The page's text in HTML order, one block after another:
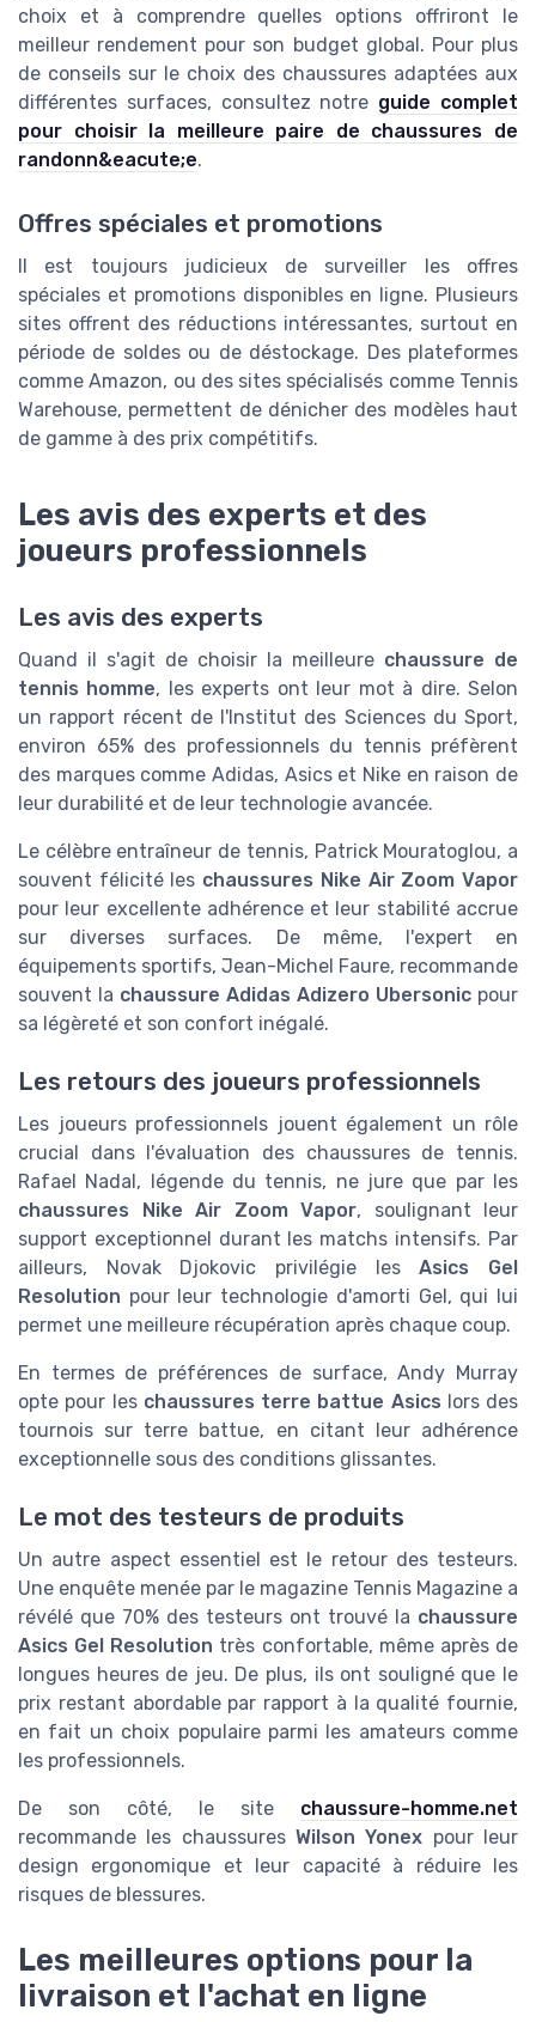
choix et à comprendre quelles options offriront le
meilleur rendement pour son budget global. Pour plus
de conseils sur le choix des chaussures adaptées aux
différentes surfaces, consultez notre guide complet
pour choisir la meilleure paire de chaussures de
randonn&eacute;e.
Offres spéciales et promotions
Il est toujours judicieux de surveiller les offres
spéciales et promotions disponibles en ligne. Plusieurs
sites offrent des réductions intéressantes, surtout en
période de soldes ou de déstockage. Des plateformes
comme Amazon, ou des sites spécialisés comme Tennis
Warehouse, permettent de dénicher des modèles haut
de gamme à des prix compétitifs.
Les avis des experts et des
joueurs professionnels
Les avis des experts
Quand il s'agit de choisir la meilleure chaussure de
tennis homme, les experts ont leur mot à dire. Selon
un rapport récent de l'Institut des Sciences du Sport,
environ 65% des professionnels du tennis préfèrent
des marques comme Adidas, Asics et Nike en raison de
leur durabilité et de leur technologie avancée.
Le célèbre entraîneur de tennis, Patrick Mouratoglou, a
souvent félicité les chaussures Nike Air Zoom Vapor
pour leur excellente adhérence et leur stabilité accrue
sur diverses surfaces. De même, l'expert en
équipements sportifs, Jean-Michel Faure, recommande
souvent la chaussure Adidas Adizero Ubersonic pour
sa légèreté et son confort inégalé.
Les retours des joueurs professionnels
Les joueurs professionnels jouent également un rôle
crucial dans l'évaluation des chaussures de tennis.
Rafael Nadal, légende du tennis, ne jure que par les
chaussures Nike Air Zoom Vapor, soulignant leur
support exceptionnel durant les matchs intensifs. Par
ailleurs, Novak Djokovic privilégie lesAsics Gel
Resolution pour leur technologie d'amorti Gel, qui lui
permet une meilleure récupération après chaque coup.
En termes de préférences de surface, Andy Murray
opte pour les chaussures terre battue Asics lors des
tournois sur terre battue, en citant leur adhérence
exceptionnelle sous des conditions glissantes.
Le mot des testeurs de produits
Un autre aspect essentiel est le retour des testeurs.
Une enquête menée par le magazine Tennis Magazine a
révélé que 70% des testeurs ont trouvé la chaussure
Asics Gel Resolution très confortable, même après de
longues heures de jeu. De plus, ils ont souligné que le
prix restant abordable par rapport à la qualité fournie,
en fait un choix populaire parmi les amateurs comme
les professionnels.
De son côté, le site chaussure-homme.net
recommande les chaussures Wilson Yonex pour leur
design ergonomique et leur capacité à réduire les
risques de blessures.
Les meilleures options pour la
livraison et l'achat en ligne